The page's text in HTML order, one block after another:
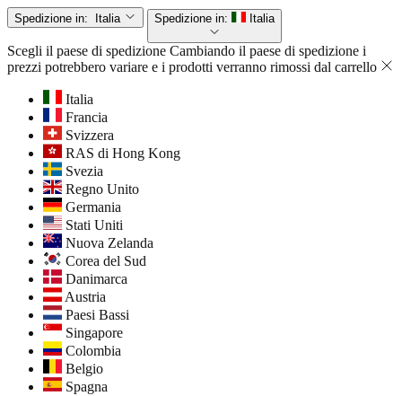
Spedizione in: Italia Spedizione in: Italia
Scegli il paese di spedizione Cambiando il paese di spedizione i
prezzi potrebbero variare e i prodotti verranno rimossi dal carrello
Italia
Francia
Svizzera
RAS di Hong Kong
Svezia
Regno Unito
Germania
Stati Uniti
Nuova Zelanda
Corea del Sud
Danimarca
Austria
Paesi Bassi
Singapore
Colombia
Belgio
Spagna